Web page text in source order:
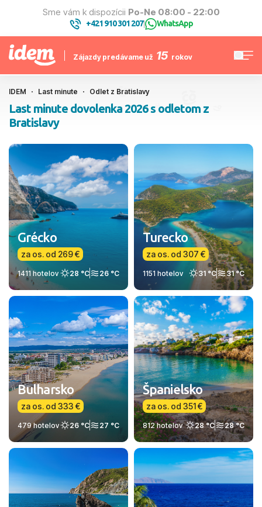
Sme vám k dispozícii Po-Ne 08:00 - 22:00
+421 910 301 207| WhatsApp
Zájazdy predávame už 15 rokov
IDEM Last minute Odlet z Bratislavy
Last minute dovolenka 2026 s odletom z
Bratislavy
Grécko
za os. od 269 €
1411 hotelov 28 °C 26 °C
Turecko
za os. od 307 €
1151 hotelov 31 °C 31 °C
Bulharsko
za os. od 333 €
479 hotelov 26 °C 27 °C
Španielsko
za os. od 351 €
812 hotelov 28 °C 28 °C